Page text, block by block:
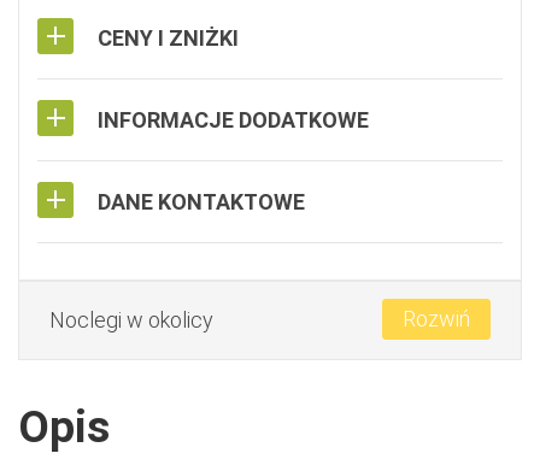
CENY I ZNIŻKI
INFORMACJE DODATKOWE
DANE KONTAKTOWE
Noclegi w okolicy Rozwiń
Opis